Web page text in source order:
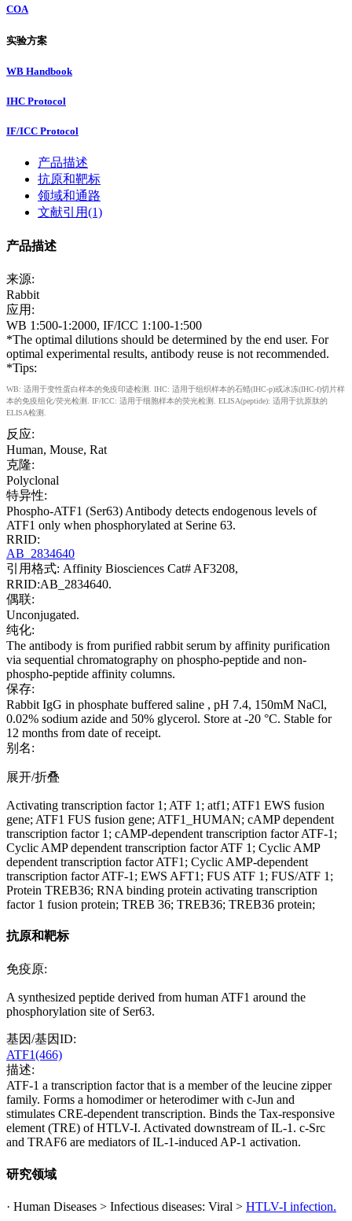
COA
实验方案
WB Handbook
IHC Protocol
IF/ICC Protocol
产品描述
抗原和靶标
领域和通路
文献引用(1)
产品描述
来源:
Rabbit
应用:
WB 1:500-1:2000, IF/ICC 1:100-1:500
*The optimal dilutions should be determined by the end user. For
optimal experimental results, antibody reuse is not recommended.
*Tips:
WB: 适用于变性蛋白样本的免疫印迹检测. IHC: 适用于组织样本的石蜡(IHC-p)或冰冻(IHC-f)切片样
本的免疫组化/荧光检测. IF/ICC: 适用于细胞样本的荧光检测. ELISA(peptide): 适用于抗原肽的
ELISA检测.
反应:
Human, Mouse, Rat
克隆:
Polyclonal
特异性:
Phospho-ATF1 (Ser63) Antibody detects endogenous levels of
ATF1 only when phosphorylated at Serine 63.
RRID:
AB_2834640
引用格式: Affinity Biosciences Cat# AF3208,
RRID:AB_2834640.
偶联:
Unconjugated.
纯化:
The antibody is from purified rabbit serum by affinity purification
via sequential chromatography on phospho-peptide and non-
phospho-peptide affinity columns.
保存:
Rabbit IgG in phosphate buffered saline , pH 7.4, 150mM NaCl,
0.02% sodium azide and 50% glycerol. Store at -20 °C. Stable for
12 months from date of receipt.
别名:
展开/折叠
Activating transcription factor 1; ATF 1; atf1; ATF1 EWS fusion
gene; ATF1 FUS fusion gene; ATF1_HUMAN; cAMP dependent
transcription factor 1; cAMP-dependent transcription factor ATF-1;
Cyclic AMP dependent transcription factor ATF 1; Cyclic AMP
dependent transcription factor ATF1; Cyclic AMP-dependent
transcription factor ATF-1; EWS AFT1; FUS ATF 1; FUS/ATF 1;
Protein TREB36; RNA binding protein activating transcription
factor 1 fusion protein; TREB 36; TREB36; TREB36 protein;
抗原和靶标
免疫原:
A synthesized peptide derived from human ATF1 around the
phosphorylation site of Ser63.
基因/基因ID:
ATF1(466)
描述:
ATF-1 a transcription factor that is a member of the leucine zipper
family. Forms a homodimer or heterodimer with c-Jun and
stimulates CRE-dependent transcription. Binds the Tax-responsive
element (TRE) of HTLV-I. Activated downstream of IL-1. c-Src
and TRAF6 are mediators of IL-1-induced AP-1 activation.
研究领域
· Human Diseases > Infectious diseases: Viral > HTLV-I infection.